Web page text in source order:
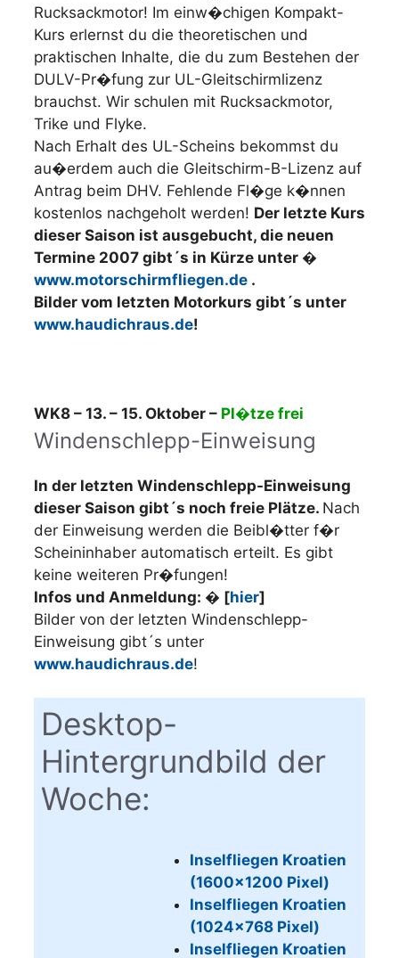
Rucksackmotor! Im einw�chigen Kompakt-
Kurs erlernst du die theoretischen und
praktischen Inhalte, die du zum Bestehen der
DULV-Pr�fung zur UL-Gleitschirmlizenz
brauchst. Wir schulen mit Rucksackmotor,
Trike und Flyke.
Nach Erhalt des UL-Scheins bekommst du
au�erdem auch die Gleitschirm-B-Lizenz auf
Antrag beim DHV. Fehlende Fl�ge k�nnen
kostenlos nachgeholt werden! Der letzte Kurs
dieser Saison ist ausgebucht, die neuen
Termine 2007 gibt´s in Kürze unter �
www.motorschirmfliegen.de .
Bilder vom letzten Motorkurs gibt´s unter
www.haudichraus.de!
WK8 – 13. – 15. Oktober – Pl�tze frei
Windenschlepp-Einweisung
In der letzten Windenschlepp-Einweisung
dieser Saison gibt´s noch freie Plätze. Nach
der Einweisung werden die Beibl�tter f�r
Scheininhaber automatisch erteilt. Es gibt
keine weiteren Pr�fungen!
Infos und Anmeldung: � [hier]
Bilder von der letzten Windenschlepp-
Einweisung gibt´s unter
www.haudichraus.de!
Desktop-
Hintergrundbild der
Woche:
Inselfliegen Kroatien
(1600×1200 Pixel)
Inselfliegen Kroatien
(1024×768 Pixel)
Inselfliegen Kroatien